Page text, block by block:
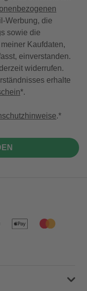
Werbung, die
sowie die
Kaufdaten,
einverstanden.
widerrufen.
erhalte
*.
.